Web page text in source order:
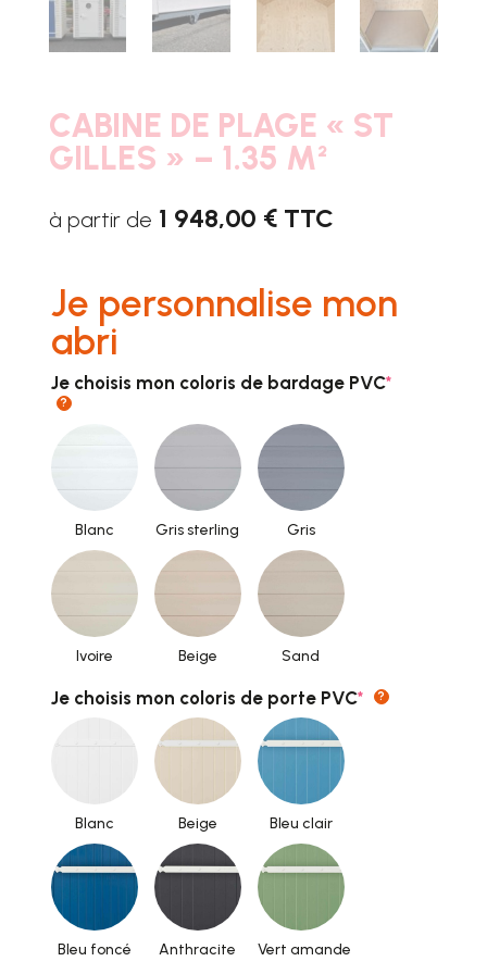
CABINE DE PLAGE « ST
GILLES » – 1.35 M²
à partir de 1 948,00 € TTC
Je personnalise mon
abri
Je choisis mon coloris de bardage PVC*
?
Blanc Gris sterling Gris
Ivoire Beige Sand
Je choisis mon coloris de porte PVC* (required)
?
Blanc Beige Bleu clair
Bleu foncé Anthracite Vert amande